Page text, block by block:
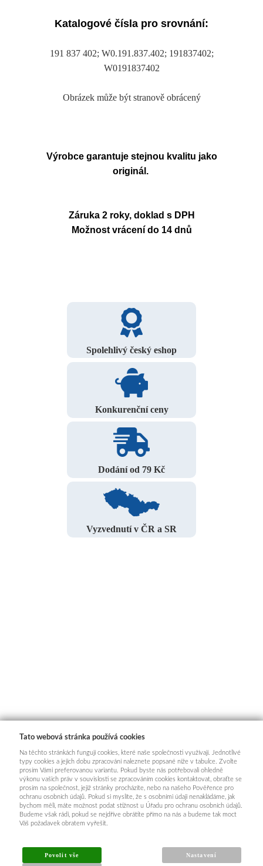
Katalogové čísla pro srovnání:
191 837 402; W0.191.837.402; 191837402;
W0191837402
Obrázek může být stranově obrácený
Výrobce garantuje stejnou kvalitu jako
originál.
Záruka 2 roky, doklad s DPH
Možnost vrácení do 14 dnů
Spolehlivý český eshop
Konkurenční ceny
Dodání od 79 Kč
Vyzvednutí v ČR a SR
Tato webová stránka používá cookies
Na těchto stránkách fungují cookies, které naše společnosti využívají. Jednotlivé
typy cookies a jejich dobu zpracování naleznete popsané níže v tabulce. Zvolte
prosím Vámi preferovanou variantu. Pokud byste nás potřebovali ohledně
výkonu vašich práv v souvislosti se zpracováním cookies kontaktovat, obraťte se
prosím na společnost, jejíž stránky procházíte, nebo na našeho Pověřence pro
ochranu osobních údajů. Pokud si myslíte, že s osobními údaji nenakládáme, jak
bychom měli, máte možnost podat stížnost u Úřadu pro ochranu osobních údajů.
Budeme však rádi, pokud se nejdříve obrátíte přímo na nás a budeme tak moct
Váš požadavek obratem vyřešit.
Povolit vše Nastavení